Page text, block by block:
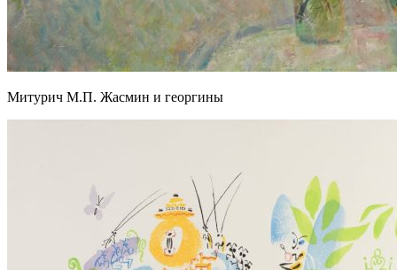
Митурич М.П. Жасмин и георгины